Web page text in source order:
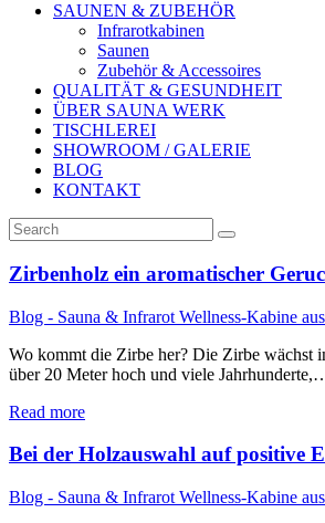
SAUNEN & ZUBEHÖR
Infrarotkabinen
Saunen
Zubehör & Accessoires
QUALITÄT & GESUNDHEIT
ÜBER SAUNA WERK
TISCHLEREI
SHOWROOM / GALERIE
BLOG
KONTAKT
Zirbenholz ein aromatischer
Blog - Sauna & Infrarot Wellness-Kabine
Wo kommt die Zirbe her? Die Zirbe wächst
über 20 Meter hoch und viele
Read more
Bei der Holzauswahl auf positive
Blog - Sauna & Infrarot Wellness-Kabine